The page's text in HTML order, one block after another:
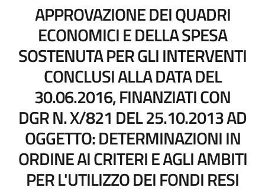
APPROVAZIONE DEI QUADRI
ECONOMICI E DELLA SPESA
SOSTENUTA PER GLI INTERVENTI
CONCLUSI ALLA DATA DEL
30.06.2016, FINANZIATI CON
DGR N. X/821 DEL 25.10.2013 AD
OGGETTO: DETERMINAZIONI IN
ORDINE AI CRITERI E AGLI AMBITI
PER L'UTILIZZO DEI FONDI RESI